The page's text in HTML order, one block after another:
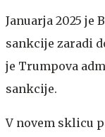
Januarja 2025 je
sankcije zaradi
je Trumpova
sankcije.
V novem sklicu